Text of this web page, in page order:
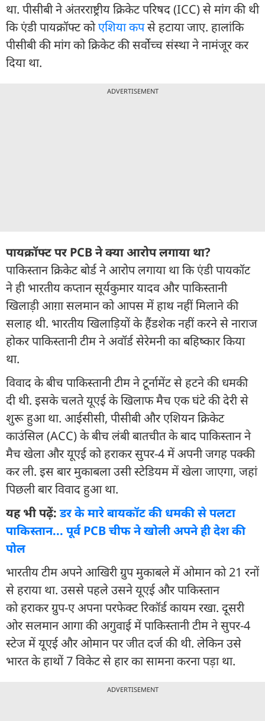
था. पीसीबी ने अंतरराष्ट्रीय क्रिकेट परिषद (ICC) से मांग की थी
कि एंडी पायक्रॉफ्ट कोएशिया कपसे हटाया जाए. हालांकि
पीसीबी की मांग को क्रिकेट की सर्वोच्च संस्था ने नामंजूर कर
दिया था.
ADVERTISEMENT
पायक्रॉफ्ट पर PCB ने क्या आरोप लगाया था?
पाकिस्तान क्रिकेट बोर्ड ने आरोप लगाया था कि एंडी पायकॉट
ने ही भारतीय कप्तान सूर्यकुमार यादव और पाकिस्तानी
खिलाड़ी आग़ा सलमान को आपस में हाथ नहीं मिलाने की
सलाह थी. भारतीय खिलाड़ियों के हैंडशेक नहीं करने से नाराज
होकर पाकिस्तानी टीम ने अवॉर्ड सेरेमनी का बहिष्कार किया
था.
विवाद के बीच पाकिस्तानी टीम ने टूर्नामेंट से हटने की धमकी
दी थी. इसके चलते यूएई के खिलाफ मैच एक घंटे की देरी से
शुरू हुआ था. आईसीसी, पीसीबी और एशियन क्रिकेट
काउंसिल (ACC) के बीच लंबी बातचीत के बाद पाकिस्तान ने
मैच खेला और यूएई को हराकर सुपर-4 में अपनी जगह पक्की
कर ली. इस बार मुकाबला उसी स्टेडियम में खेला जाएगा, जहां
पिछली बार विवाद हुआ था.
यह भी पढ़ें:डर के मारे बायकॉट की धमकी से पलटा
पाकिस्तान... पूर्व PCB चीफ ने खोली अपने ही देश की
पोल
भारतीय टीम अपने आखिरी ग्रुप मुकाबले में ओमान को 21 रनों
से हराया था. उससे पहले उसने यूएई और पाकिस्तान
को हराकर ग्रुप-ए अपना परफेक्ट रिकॉर्ड कायम रखा. दूसरी
ओर सलमान आगा की अगुवाई में पाकिस्तानी टीम ने सुपर-4
स्टेज में यूएई और ओमान पर जीत दर्ज की थी. लेकिन उसे
भारत के हाथों 7 विकेट से हार का सामना करना पड़ा था.
ADVERTISEMENT